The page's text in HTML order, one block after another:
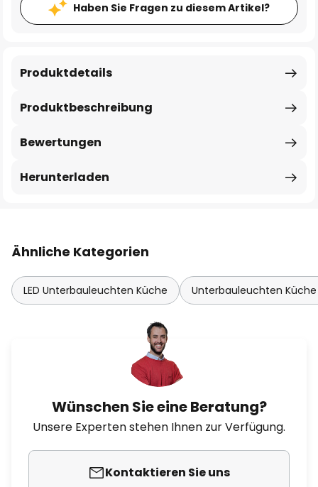
Haben Sie Fragen zu diesem Artikel?
Produktbeschreibung
Produktdetails
Bewertungen
Herunterladen
Ähnliche Kategorien
LED Unterbauleuchten Küche Unterbauleuchten
Wünschen Sie eine Beratung?
Unsere Experten stehen Ihnen zur Verfügung.
Kontaktieren Sie uns